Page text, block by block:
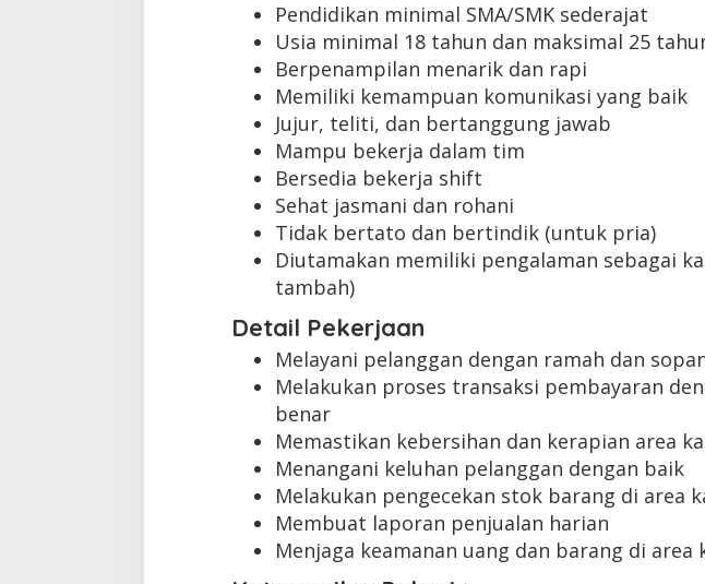
Pendidikan minimal SMA/SMK sederajat
Usia minimal 18 tahun dan maksimal 25
Berpenampilan menarik dan rapi
Memiliki kemampuan komunikasi yang baik
Jujur, teliti, dan bertanggung jawab
Mampu bekerja dalam tim
Bersedia bekerja shift
Sehat jasmani dan rohani
Tidak bertato dan bertindik (untuk pria)
Diutamakan memiliki pengalaman sebagai
tambah)
Detail Pekerjaan
Melayani pelanggan dengan ramah dan
Melakukan proses transaksi pembayaran
benar
Memastikan kebersihan dan kerapian area
Menangani keluhan pelanggan dengan baik
Melakukan pengecekan stok barang di area
Membuat laporan penjualan harian
Menjaga keamanan uang dan barang di area